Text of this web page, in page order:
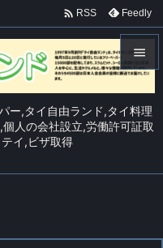
ー,タイ自由ランド,タイ料理
人の会社設立,労働許可証取
イ,ビザ取得

メニュ


 RSS Feedly